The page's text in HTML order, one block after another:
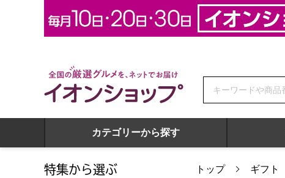
全国の厳選グルメを、ネットでお届け イオンショップ
カテゴリーから探す
トップ ギフト
特集から選ぶ